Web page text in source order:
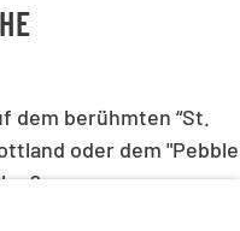
dem berühmten “St.
oder dem "Pebble
Als einer der